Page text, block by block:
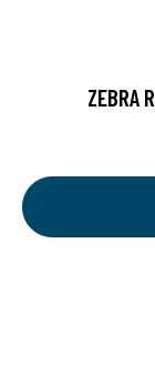
ZEBRA